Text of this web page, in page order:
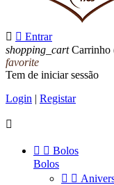
  Entrar
shopping_cart Carrinho
favorite
Tem de iniciar sessão
Login | Registar

  Bolos
Bolos
 